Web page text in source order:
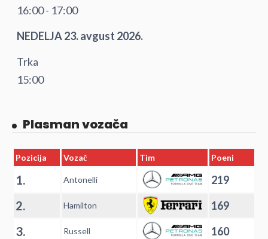
16:00 - 17:00
NEDELJA 23. avgust 2026.
Trka
15:00
Plasman vozača
Pozicija Vozač Tim Poeni
1. Antonelli 219
2. Hamilton 169
3. Russell 160